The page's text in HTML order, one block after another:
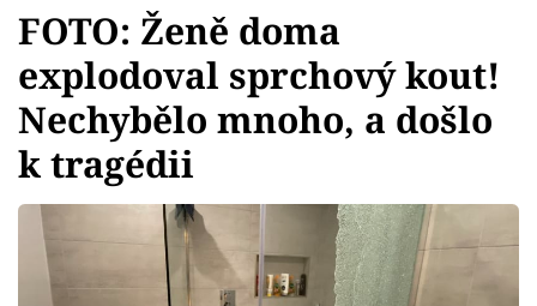
Témata
Showbyznys
Youtubeři
Virály
FOTO: Ženě doma
explodoval sprchový kout!
Nechybělo mnoho, a došlo
k tragédii